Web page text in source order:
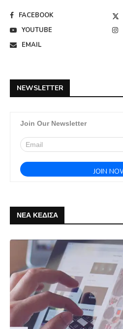
FACEBOOK
YOUTUBE
EMAIL
NEWSLETTER
Join Our Newsletter
ΝΕΑ ΚΕΔΙΣΑ